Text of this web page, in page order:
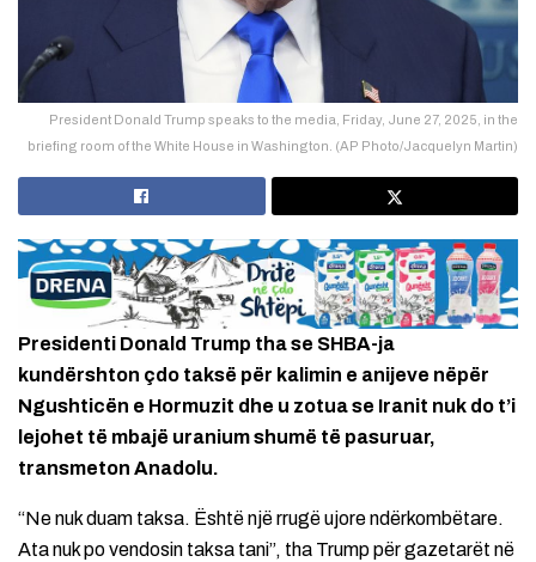
President Donald Trump speaks to the media, Friday, June 27, 2025, in the
briefing room of the White House in Washington. (AP Photo/Jacquelyn Martin)
Presidenti Donald Trump tha se SHBA-ja
kundërshton çdo taksë për kalimin e anijeve nëpër
Ngushticën e Hormuzit dhe u zotua se Iranit nuk do t’i
lejohet të mbajë uranium shumë të pasuruar,
transmeton Anadolu.
“Ne nuk duam taksa. Është një rrugë ujore ndërkombëtare.
Ata nuk po vendosin taksa tani”, tha Trump për gazetarët në